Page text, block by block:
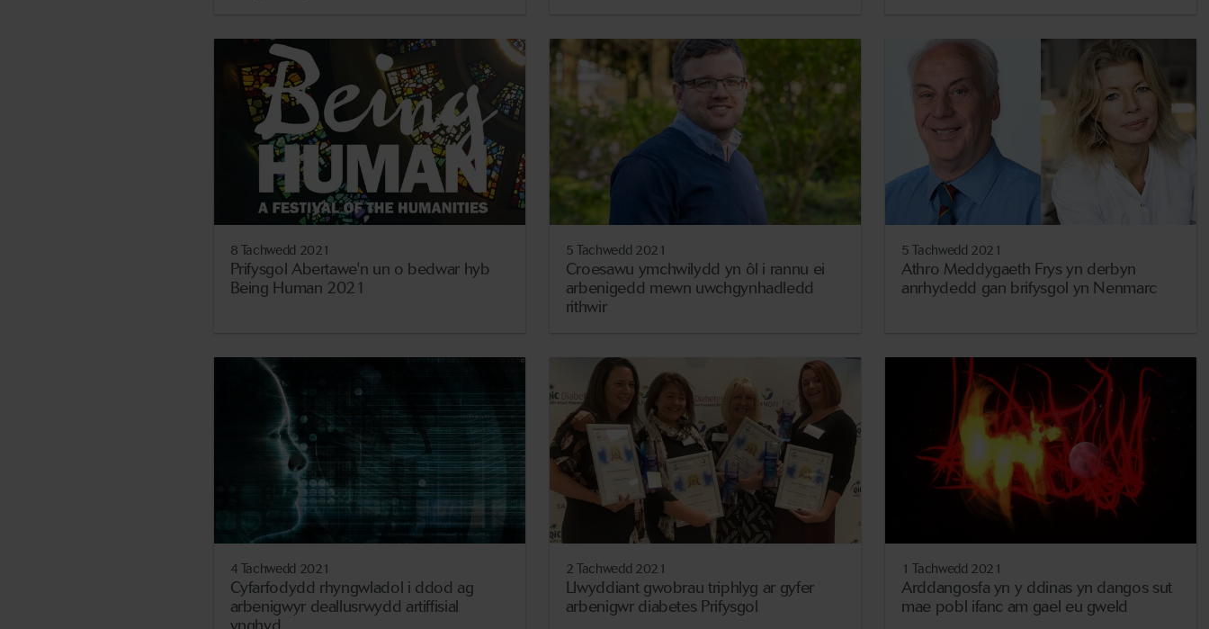
8 Tachwedd 2021
Prifysgol Abertawe'n un o bedwar hyb
Being Human 2021
5 Tachwedd 2021
Croesawu ymchwilydd yn ôl i rannu ei
arbenigedd mewn uwchgynhadledd
rithwir
5 Tachwedd 2021
Athro Meddygaeth Frys yn derbyn
anrhydedd gan brifysgol yn Nenmarc
4 Tachwedd 2021
Cyfarfodydd rhyngwladol i ddod ag
arbenigwyr deallusrwydd artiffisial
2 Tachwedd 2021
Llwyddiant gwobrau triphlyg ar gyfer
arbenigwr diabetes Prifysgol
1 Tachwedd 2021
Arddangosfa yn y ddinas yn dangos sut
mae pobl ifanc am gael eu gweld